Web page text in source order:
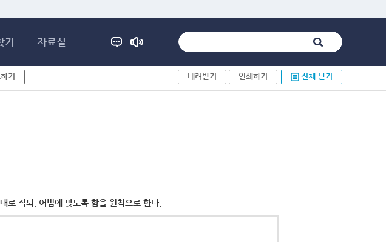
자료실
기 내려받기 인쇄하기 전체 닫기
로 적되, 어법에 맞도록 함을 원칙으로 한다.